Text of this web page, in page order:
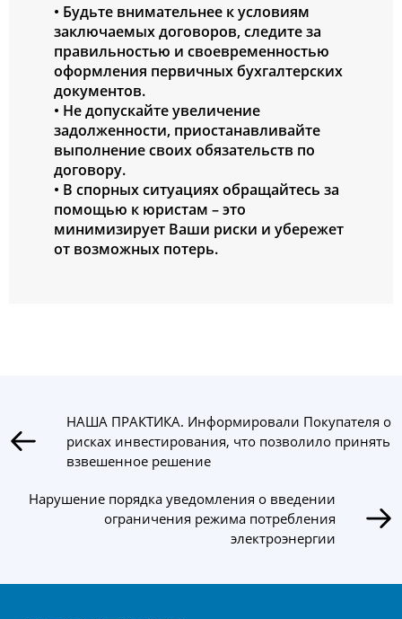
• Будьте внимательнее к условиям
заключаемых договоров, следите за
правильностью и своевременностью
оформления первичных бухгалтерских
документов.
• Не допускайте увеличение
задолженности, приостанавливайте
выполнение своих обязательств по
договору.
• В спорных ситуациях обращайтесь за
помощью к юристам – это
минимизирует Ваши риски и убережет
от возможных потерь.
НАША ПРАКТИКА. Информировали Покупателя о
рисках инвестирования, что позволило принять
взвешенное решение
Нарушение порядка уведомления о введении
ограничения режима потребления
электроэнергии